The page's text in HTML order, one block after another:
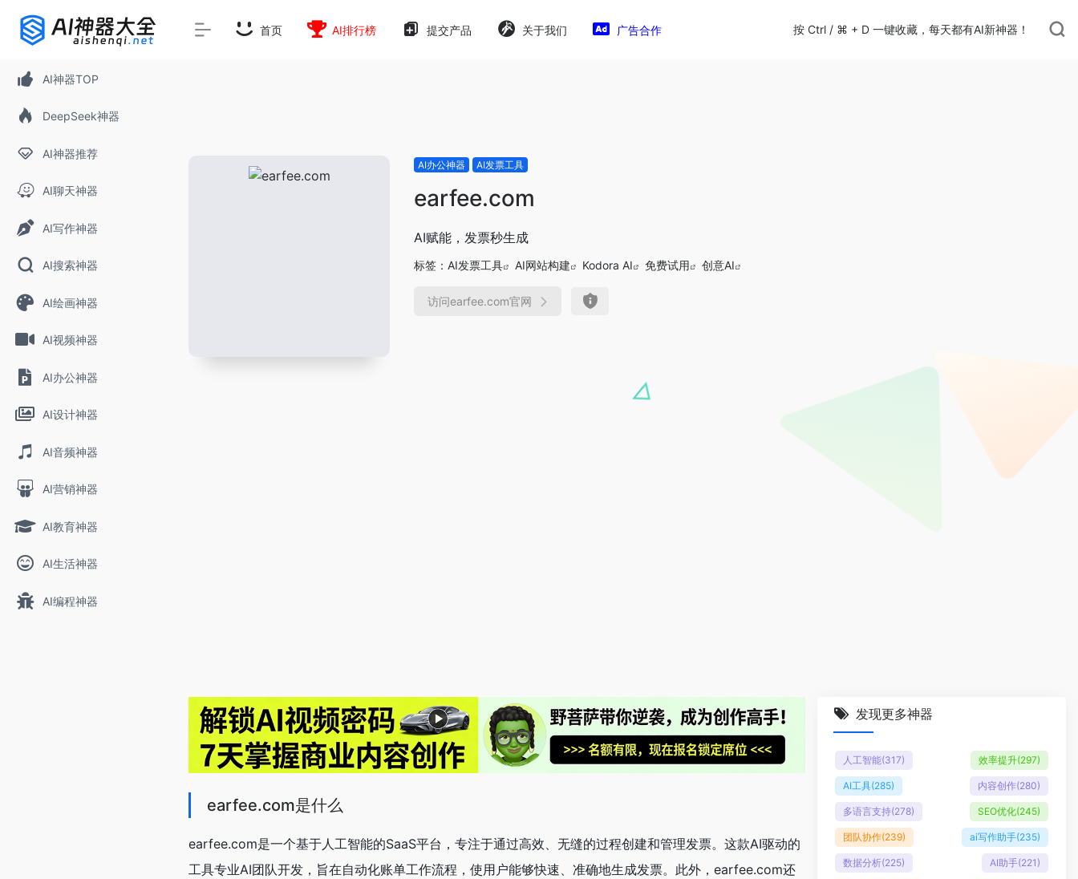
AI神器TOP
DeepSeek神器
AI神器推荐
AI聊天神器
AI写作神器
AI搜索神器
AI绘画神器
AI视频神器
AI办公神器
AI设计神器
AI音频神器
AI营销神器
AI教育神器
AI生活神器
AI编程神器
首页 AI排行榜 提交产品 关于我们 广告合作 按 Ctrl / ⌘ + D 一键收藏，每天都有AI新神器！
AI办公神器 AI发票工具
earfee.com
AI赋能，发票秒生成
标签： AI发票工具 AI网站构建 Kodora AI 免费试用 创意AI
访问earfee.com官网
earfee.com是什么
earfee.com是一个基于人工智能的SaaS平台，专注于通过高效、无缝的过程创建和管理发票。这款AI驱动的
工具专业AI团队开发，旨在自动化账单工作流程，使用户能够快速、准确地生成发票。此外，earfee.com还
发现更多神器
人工智能(317) 效率提升(297)
AI工具(285) 内容创作(280)
多语言支持(278) SEO优化(245)
团队协作(239) ai写作助手(235)
数据分析(225) AI助手(221)